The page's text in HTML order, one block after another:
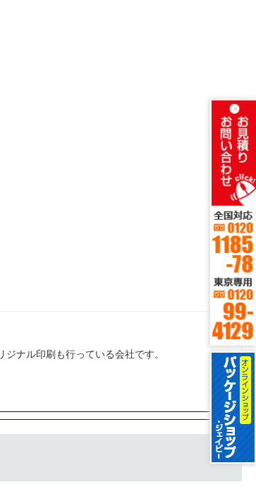
ナル印刷も行っている会社です。